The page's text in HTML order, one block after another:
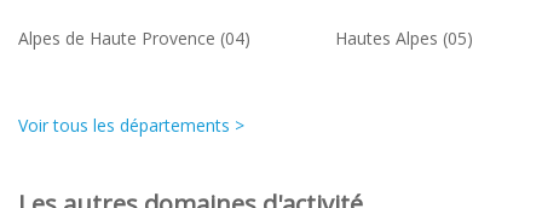
Alpes de Haute Provence (04) Hautes Alpes (05)
Voir tous les départements >